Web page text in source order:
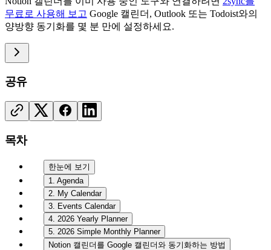
무료로 사용해 보고 Google 캘린더, Outlook 또는 Todoist와의
양방향 동기화를 몇 분 만에 설정하세요.
공유
목차
한눈에 보기
1. Agenda
2. My Calendar
3. Events Calendar
4. 2026 Yearly Planner
5. 2026 Simple Monthly Planner
Notion 캘린더를 Google 캘린더와 동기화하는 방법